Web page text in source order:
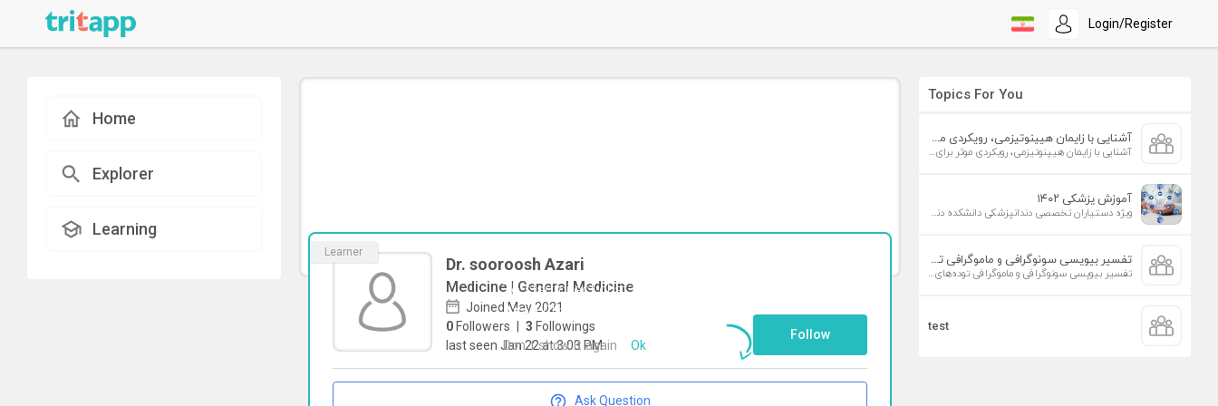
Login/Register
Home
Explorer
Learning
Learner
Dr. sooroosh Azari
Medicine | General Medicine
Joined May 2021
0 Followers 3 Followings
last seen Jan 22 at 3:03 PM
Follow
Ask Question
Topics For You
آشنایی با زایمان هیپنوتیزمی، رویکردی موثر برای افزایش تمایل به زایمان طبیعی
آشنایی با زایمان هیپنوتیزمی، رویکردی موثر برای افزایش تمایل به زایمان طبیعی
آموزش پزشکی ۱۴۰۲
ویژه دستیاران تخصصی دندانپزشکی دانشکده دندانپزشکی دانشگاه علوم پزشکی تهران
تفسیر بیوپسی سونوگرافی و ماموگرافی توده‌های پستان
تفسیر بیوپسی سونوگرافی و ماموگرافی توده‌های پستان
test
To start direct chat with
AzariClick here
Don`t show it again Ok